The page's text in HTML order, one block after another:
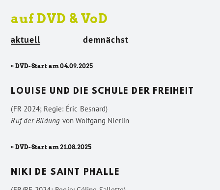
auf DVD & VoD
aktuell demnächst
» DVD-Start am 04.09.2025
LOUISE UND DIE SCHULE DER FREIHEIT
(FR 2024; Regie: Éric Besnard)
Ruf der Bildung vonWolfgang Nierlin
» DVD-Start am 21.08.2025
NIKI DE SAINT PHALLE